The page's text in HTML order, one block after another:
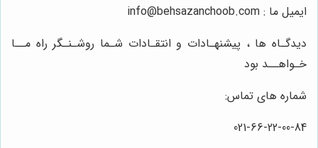
ایمیل ما : info@behsazanchoob.com
دیدگـاه ها ، پیشنهـادات و انتقـادات شـما روشـنـگر راه مــا
خـواهــد بود
شماره های تماس:
021-66-22-00-84